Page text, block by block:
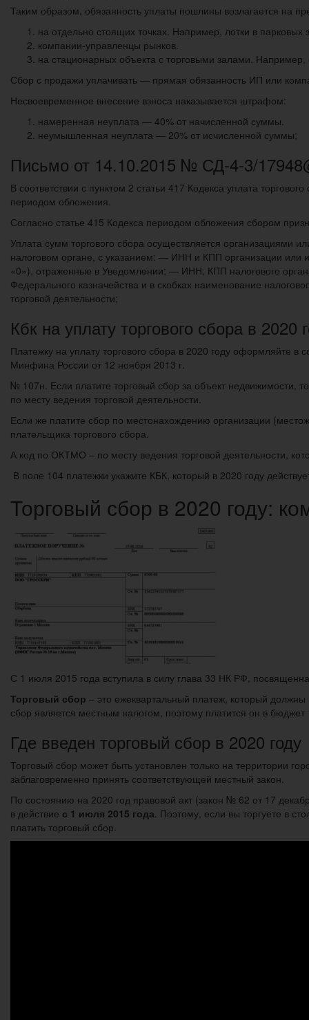
Таким образом, обязанность уплаты пошлины возлагается на
на отдельно стоящих точках. Например, лотки в
компании-управленцы рынков.
на стационарных объекта с торговыми залами.
Сбор с продажи уплачивать — прямая обязанность ИП или
Несвоевременное внесение взноса наказывается штрафом:
намеренная неуплата — 40% от начисленной суммы.
неумышленная неуплата — 20% от исчисленной суммы;
Письмо от 14.10.2015 № СД-4-3/
В соответствии с пунктом 2 статьи 417 Кодекса уплата
периодом обложения.
Согласно статье 415 Кодекса периодом обложения сбором
Уплата сумм торгового сбора осуществляется организациями
налоговом органе, с указанием: — ИНН и КПП организации или
«0»), отраженные в Уведомлении; — ИНН, КПП налогового
Федерального казначейства и в скобках наименование
торговой деятельности;
Кбк на уплату торгового сбора в 2020
Платежку на уплату торгового сбора в 2020 году оформляйте
Минфина России от 12 ноября 2013 г.
№ 107н. Если платите торговый сбор за объект недвижимости,
по месту ведения торговой деятельности.
Если же платите сбор по местонахождению организации
плательщика торгового сбора.
А код по ОКТМО – по месту ведения торговой деятельности,
В поле 104 платежки укажите КБК, который в 2020 году
Торговый сбор в 2020 году:
С 1 июля 2015 года вступила в силу глава 33 НК РФ,
Торговый сбор – это ежеквартальный платеж, который
сбор является местным налогом, поэтому платится он в
Где введен торговый сбор в 2020 году
Торговый сбор может быть установлен только на территории
заблаговременно принять соответствующей местный закон.
По состоянию на 2020 год правовой акт (закон № 62 от 17
в действие с 1 июля 2015 года . Поэтому, если вы торгуете в
платить торговый сбор.